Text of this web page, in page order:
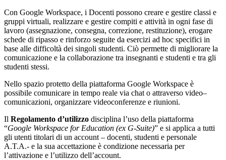
Con Google Workspace, i Docenti possono creare e gestire classi e
gruppi virtuali, realizzare e gestire compiti e attività in ogni fase di
lavoro (assegnazione, consegna, correzione, restituzione), erogare
schede di ripasso e rinforzo seguite da esercizi ad hoc specifici in
base alle difficoltà dei singoli studenti. Ciò permette di migliorare la
comunicazione e la collaborazione tra insegnanti e studenti e tra gli
studenti stessi.
Nello spazio protetto della piattaforma Google Workspace è
possibile comunicare in tempo reale via chat o attraverso video–
comunicazioni, organizzare videoconferenze e riunioni.
Il Regolamento d’utilizzo disciplina l’uso della piattaforma
“Google Workspace for Education (ex G-Suite)” e si applica a tutti
gli utenti titolari di un account – docenti, studenti e personale
A.T.A.- e la sua accettazione è condizione necessaria per
l’attivazione e l’utilizzo dell’account.